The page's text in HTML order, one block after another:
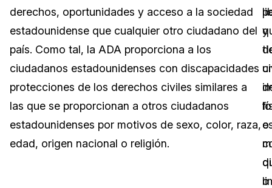
Transcripción y Traducción
El Gobierno
Sector Jurídico
Servicios Financieros
Medios de Comunicación y
Entretenimiento
Casos Practicos
Centro de Ayuda
Videoteca
Recomendaciones
Sobre nosotros
derechos, oportunidades y acceso a la sociedad
estadounidense que cualquier otro ciudadano del
país. Como tal, la ADA proporciona a los
ciudadanos estadounidenses con discapacidades
protecciones de los derechos civiles similares a
las que se proporcionan a otros ciudadanos
estadounidenses por motivos de sexo, color, raza,
edad, origen nacional o religión.
o
y
o